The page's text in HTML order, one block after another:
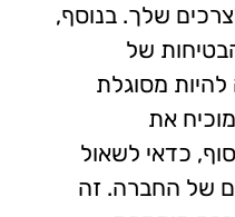
שלך. בנוסף,
של
מסוגלת
את
כדאי לשאול
של החברה. זה